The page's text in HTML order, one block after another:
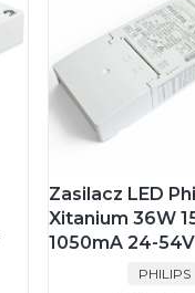
Zasilacz LED
Xitanium 36W
1050mA 24-
PHILIPS